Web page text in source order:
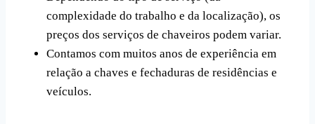
complexidade do trabalho e da localização), os
preços dos serviços de chaveiros podem variar.
Contamos com muitos anos de experiência em
relação a chaves e fechaduras de residências e
veículos.